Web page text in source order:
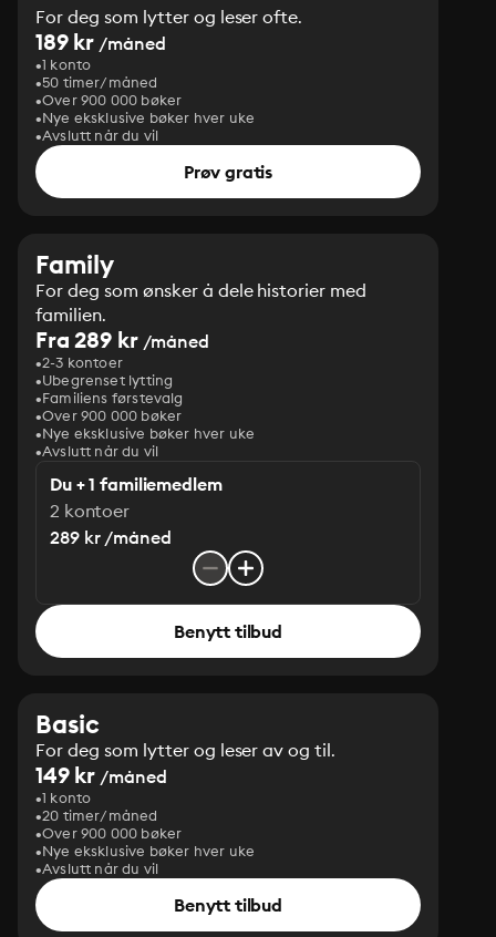
For deg som lytter og leser ofte.
189 kr /måned
1 konto
50 timer/måned
Over 900 000 bøker
Nye eksklusive bøker hver uke
Avslutt når du vil
Prøv gratis
Family
For deg som ønsker å dele historier med
familien.
Fra 289 kr/måned
2-3 kontoer
Ubegrenset lytting
Familiens førstevalg
Over 900 000 bøker
Nye eksklusive bøker hver uke
Avslutt når du vil
Du + 1 familiemedlem
2 kontoer
289 kr /måned
Benytt tilbud
Basic
For deg som lytter og leser av og til.
149 kr /måned
1 konto
20 timer/måned
Over 900 000 bøker
Nye eksklusive bøker hver uke
Avslutt når du vil
Benytt tilbud